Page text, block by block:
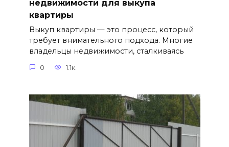
недвижимости для выкупа
квартиры
Выкуп квартиры — это процесс, который
требует внимательного подхода. Многие
владельцы недвижимости, сталкиваясь
0 1.1к.